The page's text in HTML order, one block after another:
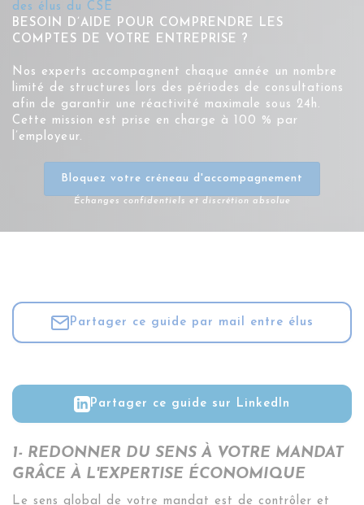
des élus du CSE
BESOIN D’AIDE POUR COMPRENDRE LES
COMPTES DE VOTRE ENTREPRISE ?
Nos experts accompagnent chaque année un nombre
limité de structures lors des périodes de consultations
afin de garantir une réactivité maximale sous 24h.
Cette mission est prise en charge à 100 % par
l’employeur.
Bloquez votre créneau d'accompagnement
Échanges confidentiels et discrétion absolue
Partager ce guide par mail entre élus
Partager ce guide sur LinkedIn
1- REDONNER DU SENS À VOTRE MANDAT
GRÂCE À L'EXPERTISE ÉCONOMIQUE
Le sens global de votre mandat est de contrôler et